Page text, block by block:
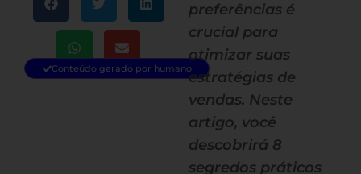
Conteúdo gerado por humano
preferências é
crucial para
otimizar suas
estratégias de
vendas. Neste
artigo, você
descobrirá 8
segredos práticos